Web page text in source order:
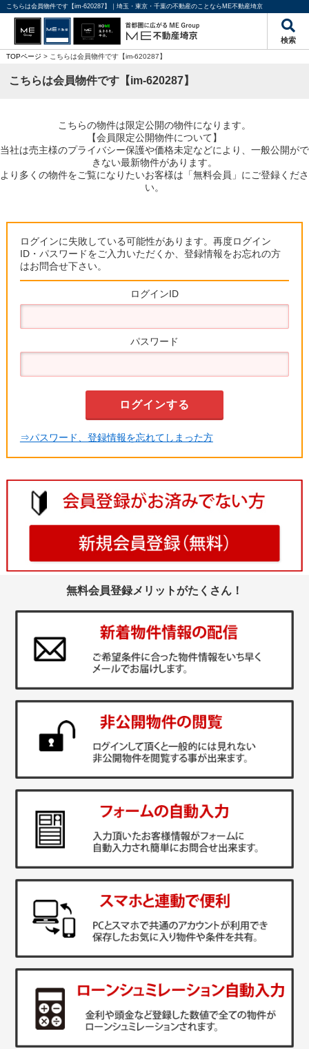
こちらは会員物件です【im-620287】｜埼玉・東京・千葉の不動産のことならME不動産埼京
検索
TOPページ > こちらは会員物件です【im-620287】
こちらは会員物件です【im-620287】
こちらの物件は限定公開の物件になります。
【会員限定公開物件について】
当社は売主様のプライバシー保護や価格未定などにより、一般公開がで
きない最新物件があります。
より多くの物件をご覧になりたいお客様は「無料会員」にご登録くださ
い。
ログインに失敗している可能性があります。再度ログイン
ID・パスワードをご入力いただくか、登録情報をお忘れの方
はお問合せ下さい。
ログインID
パスワード
⇒パスワード、登録情報を忘れてしまった方
無料会員登録メリットがたくさん！